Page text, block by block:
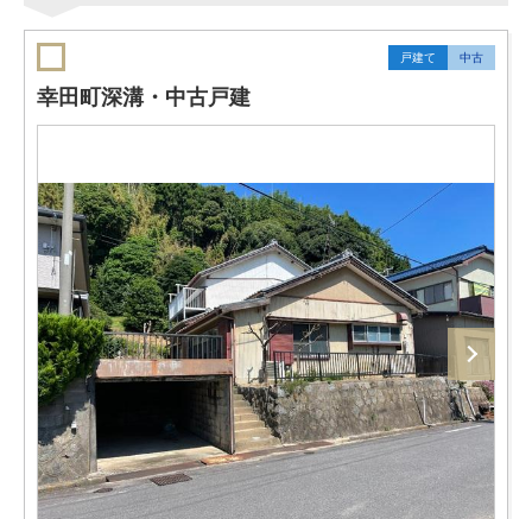
戸建て 中古
幸田町深溝・中古戸建